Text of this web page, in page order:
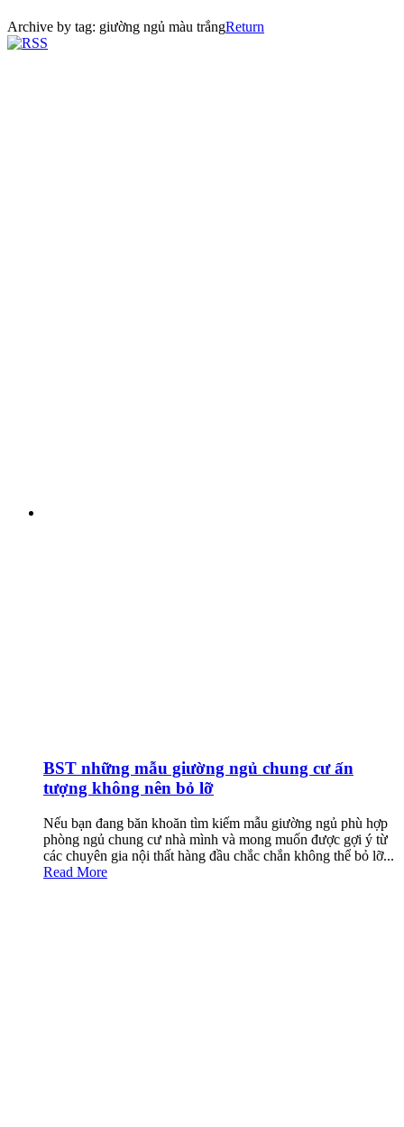
Archive by tag: giường ngủ màu trắngReturn
BST những mẫu giường ngủ chung cư ấn
tượng không nên bỏ lỡ
Nếu bạn đang băn khoăn tìm kiếm mẫu giường ngủ phù hợp
phòng ngủ chung cư nhà mình và mong muốn được gợi ý từ
các chuyên gia nội thất hàng đầu chắc chắn không thể bỏ lỡ...
Read More